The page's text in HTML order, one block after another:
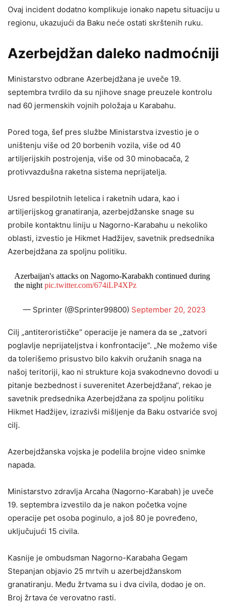
Ovaj incident dodatno komplikuje ionako napetu situaciju u
regionu, ukazujući da Baku neće ostati skrštenih ruku.
Azerbejdžan daleko nadmoćniji
Ministarstvo odbrane Azerbejdžana je uveče 19.
septembra tvrdilo da su njihove snage preuzele kontrolu
nad 60 jermenskih vojnih položaja u Karabahu.
Pored toga, šef pres službe Ministarstva izvestio je o
uništenju više od 20 borbenih vozila, više od 40
artiljerijskih postrojenja, više od 30 minobacača, 2
protivvazdušna raketna sistema neprijatelja.
Usred bespilotnih letelica i raketnih udara, kao i
artiljerijskog granatiranja, azerbejdžanske snage su
probile kontaktnu liniju u Nagorno-Karabahu u nekoliko
oblasti, izvestio je Hikmet Hadžijev, savetnik predsednika
Azerbejdžana za spoljnu politiku.
Azerbaijan's attacks on Nagorno-Karabakh continued during
the night pic.twitter.com/674iLP4XPz
— Sprinter (@Sprinter99800) September 20, 2023
Cilj „antiterorističke“ operacije je namera da se „zatvori
poglavlje neprijateljstva i konfrontacije“. „Ne možemo više
da tolerišemo prisustvo bilo kakvih oružanih snaga na
našoj teritoriji, kao ni strukture koja svakodnevno dovodi u
pitanje bezbednost i suverenitet Azerbejdžana“, rekao je
savetnik predsednika Azerbejdžana za spoljnu politiku
Hikmet Hadžijev, izrazivši mišljenje da Baku ostvariće svoj
cilj.
Azerbejdžanska vojska je podelila brojne video snimke
napada.
Ministarstvo zdravlja Arcaha (Nagorno-Karabah) je uveče
19. septembra izvestilo da je nakon početka vojne
operacije pet osoba poginulo, a još 80 je povređeno,
uključujući 15 civila.
Kasnije je ombudsman Nagorno-Karabaha Gegam
Stepanjan objavio 25 mrtvih u azerbejdžanskom
granatiranju. Među žrtvama su i dva civila, dodao je on.
Broj žrtava će verovatno rasti.